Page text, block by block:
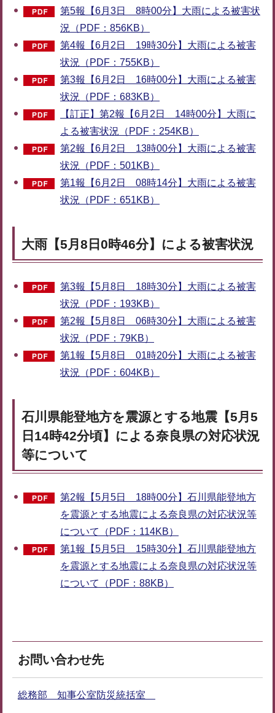
第5報【6月3日 8時00分】大雨による被害状
況（PDF：856KB）
第4報【6月2日 19時30分】大雨による被害
状況（PDF：755KB）
第3報【6月2日 16時00分】大雨による被害
状況（PDF：683KB）
【訂正】第2報【6月2日 14時00分】大雨に
よる被害状況（PDF：254KB）
第2報【6月2日 13時00分】大雨による被害
状況（PDF：501KB）
第1報【6月2日 08時14分】大雨による被害
状況（PDF：651KB）
大雨【5月8日0時46分】による被害状況
第3報【5月8日 18時30分】大雨による被害
状況（PDF：193KB）
第2報【5月8日 06時30分】大雨による被害
状況（PDF：79KB）
第1報【5月8日 01時20分】大雨による被害
状況（PDF：604KB）
石川県能登地方を震源とする地震【5月5
日14時42分頃】による奈良県の対応状況
等について
第2報【5月5日 18時00分】石川県能登地方
を震源とする地震による奈良県の対応状況等
について（PDF：114KB）
第1報【5月5日 15時30分】石川県能登地方
を震源とする地震による奈良県の対応状況等
について（PDF：88KB）
お問い合わせ先
総務部 知事公室防災統括室